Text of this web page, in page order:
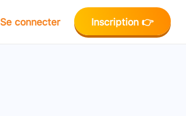
Se connecter Inscription 👉